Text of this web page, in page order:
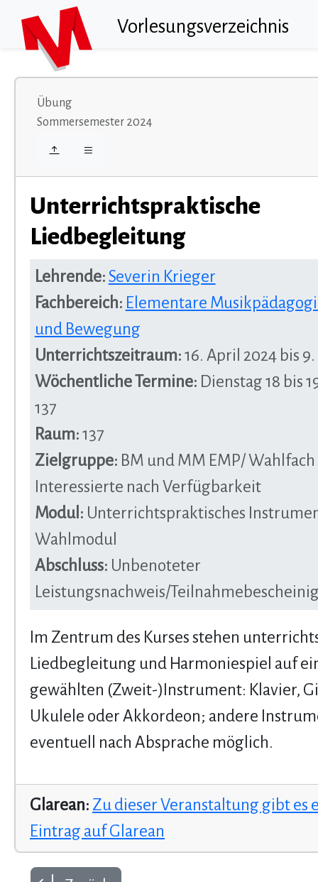
Vorlesungsverzeichnis
Übung
Sommersemester 2024
Unterrichtspraktische
Liedbegleitung
Lehrende: Severin Krieger
Fachbereich: Elementare
und Bewegung
Unterrichtszeitraum: 16. April 2024 bis
Wöchentliche Termine: Dienstag 18 bis
137
Raum: 137
Zielgruppe: BM und MM EMP/ Wahlfach
Interessierte nach Verfügbarkeit
Modul: Unterrichtspraktisches
Wahlmodul
Abschluss: Unbenoteter
Leistungsnachweis/
Im Zentrum des Kurses stehen
Liedbegleitung und Harmoniespiel auf
gewählten (Zweit-)Instrument: Klavier,
Ukulele oder Akkordeon; andere
eventuell nach Absprache möglich.
Glarean: Zu dieser Veranstaltung gibt es
Eintrag auf Glarean